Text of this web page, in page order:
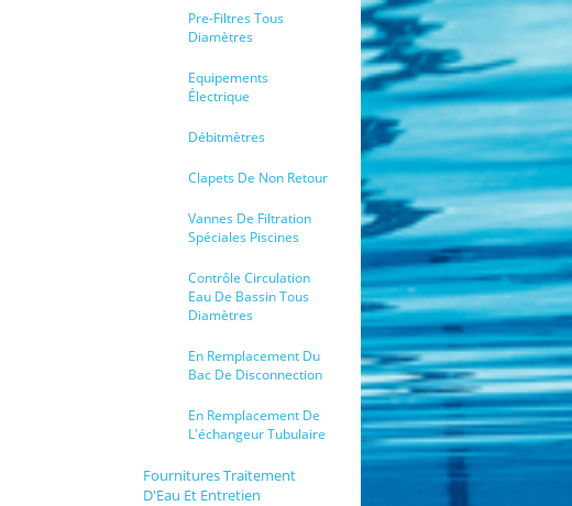
Pre-Filtres Tous
Diamètres
Equipements
Électrique
Débitmètres
Clapets De Non Retour
Vannes De Filtration
Spéciales Piscines
Contrôle Circulation
Eau De Bassin Tous
Diamètres
En Remplacement Du
Bac De Disconnection
En Remplacement De
L'échangeur Tubulaire
Fournitures Traitement
D'Eau Et Entretien